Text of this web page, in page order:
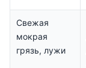
Свежая
мокрая
грязь, лужи